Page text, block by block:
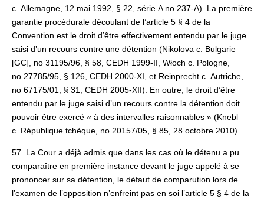
c. Allemagne, 12 mai 1992, § 22, série A no 237‑A). La première
garantie procédurale découlant de l’article 5 § 4 de la
Convention est le droit d’être effectivement entendu par le juge
saisi d’un recours contre une détention (Nikolova c. Bulgarie
[GC], no 31195/96, § 58, CEDH 1999‑II, Włoch c. Pologne,
no 27785/95, § 126, CEDH 2000‑XI, et Reinprecht c. Autriche,
no 67175/01, § 31, CEDH 2005‑XII). En outre, le droit d’être
entendu par le juge saisi d’un recours contre la détention doit
pouvoir être exercé « à des intervalles raisonnables » (Knebl
c. République tchèque, no 20157/05, § 85, 28 octobre 2010).
57. La Cour a déjà admis que dans les cas où le détenu a pu
comparaître en première instance devant le juge appelé à se
prononcer sur sa détention, le défaut de comparution lors de
l’examen de l’opposition n’enfreint pas en soi l’article 5 § 4 de la